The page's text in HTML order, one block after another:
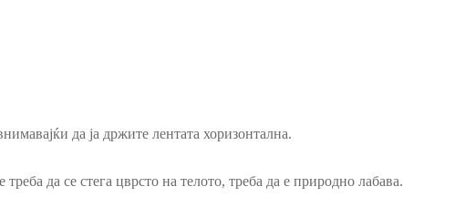
да ја држите лентата хоризонтална.
да се стега цврсто на телото, треба да е природно лабава.